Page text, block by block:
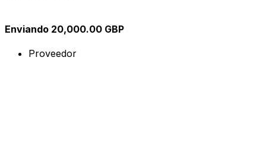
Enviando 20,000.00 GBP
Proveedor